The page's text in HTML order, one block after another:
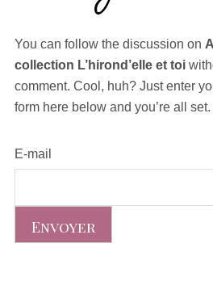
You can follow the discussion on
collection L’hirond’elle et toi
comment. Cool, huh? Just enter
form here below and you’re all set.
E-mail